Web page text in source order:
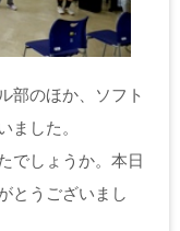
部のほか、ソフト
ました。
でしょうか。本日
とうございまし